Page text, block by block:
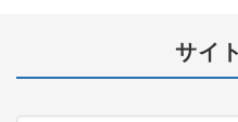
サイ